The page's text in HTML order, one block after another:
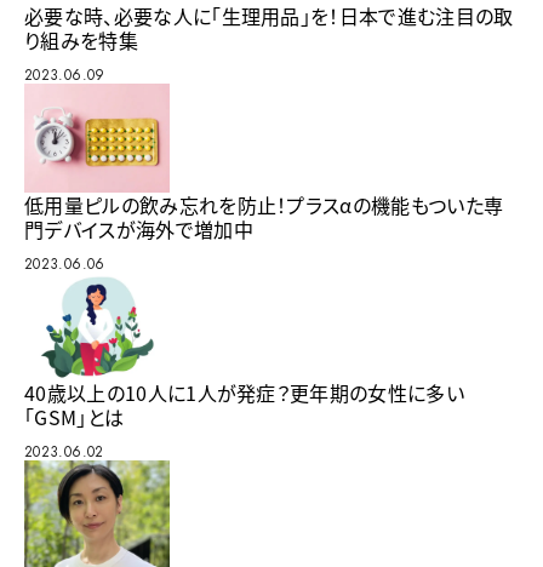
必要な時、必要な人に「生理用品」を！日本で進む注目の取
り組みを特集
2023.06.09
低用量ピルの飲み忘れを防止！プラスαの機能もついた専
門デバイスが海外で増加中
2023.06.06
40歳以上の10人に1人が発症？更年期の女性に多い
「GSM」とは
2023.06.02